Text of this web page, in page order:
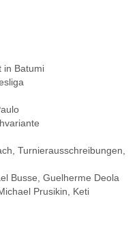
in Batumi
Turnierausschreibungen,
Busse, Guelherme Deola
Prusikin, Keti